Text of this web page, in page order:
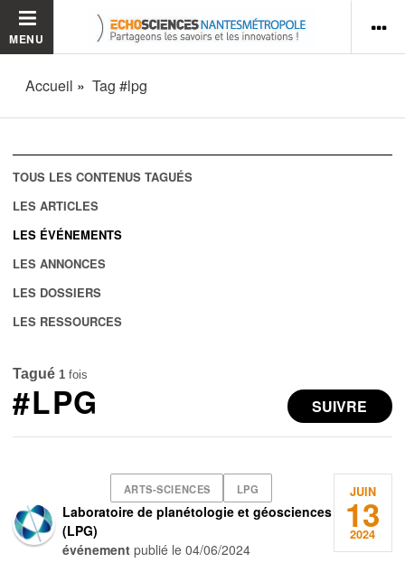
MENU
Accueil Tag #lpg
TOUS LES CONTENUS TAGUÉS
LES ARTICLES
LES ÉVÉNEMENTS
LES ANNONCES
LES DOSSIERS
LES RESSOURCES
Tagué 1 fois
SUIVRE
#LPG
ARTS-SCIENCES LPG
Laboratoire de planétologie et géosciences
(LPG)
événement publié le04/06/2024
JUIN
13
2024